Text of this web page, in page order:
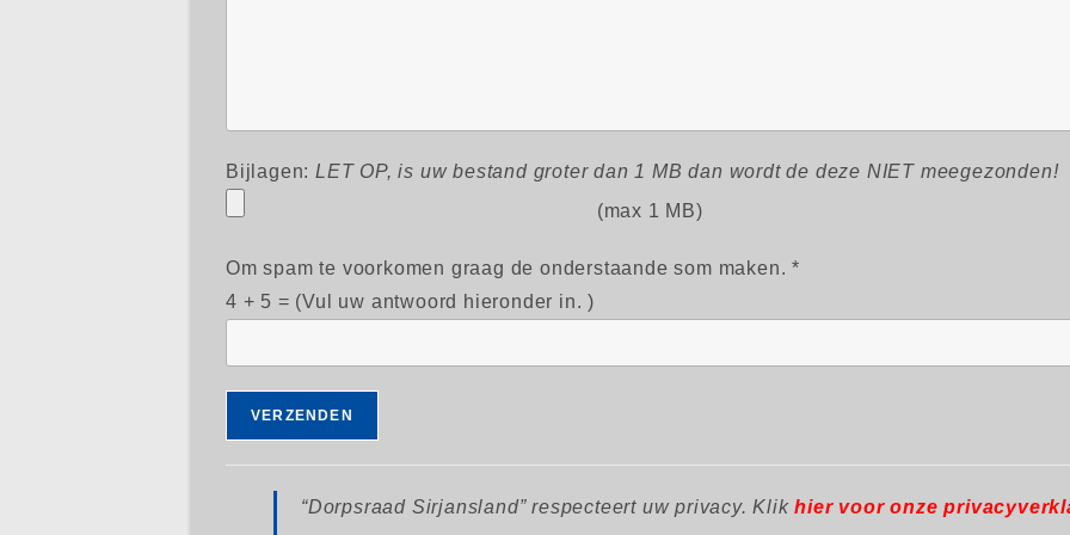
Bijlagen: LET OP, is uw bestand groter dan 1 MB dan wordt de deze NIET meegezonden!
(max 1 MB)
Om spam te voorkomen graag de onderstaande som maken. *
4 + 5 = (Vul uw antwoord hieronder in. )
“Dorpsraad Sirjansland” respecteert uw privacy. Klikhiervoor onze